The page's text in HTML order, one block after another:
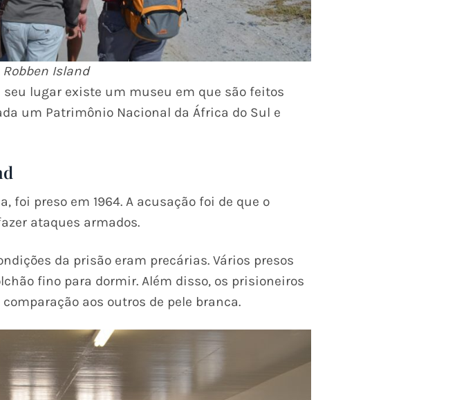
Island
lugar existe um museu em que são feitos
um Patrimônio Nacional da África do Sul e
foi preso em 1964. A acusação foi de que o
ataques armados.
da prisão eram precárias. Vários presos
fino para dormir. Além disso, os prisioneiros
aos outros de pele branca.